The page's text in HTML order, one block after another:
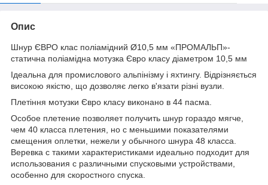
Опис
Шнур ЄВРО клас поліамідний Ø10,5 мм «ПРОМАЛЬП»-
статична поліамідна мотузка Євро класу діаметром 10,5 мм
Ідеальна для промислового альпінізму і яхтингу. Відрізняється
високою якістю, що дозволяє легко в'язати різні вузли.
Плетіння мотузки Євро класу виконано в 44 пасма.
Особое плетение позволяет получить шнур гораздо мягче,
чем 40 класса плетения, но с меньшими показателями
смещения оплетки, нежели у обычного шнура 48 класса.
Веревка с такими характеристиками идеально подходит для
использования с различными спусковыми устройствами,
особенно для скоростного спуска.